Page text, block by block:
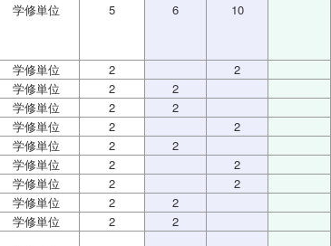
学修単位 5 6 10
学修単位 2
2
学修単位 2
2
学修単位 2
2
学修単位 2
2
学修単位 2
2
学修単位 2
2
学修単位 2
2
学修単位 2
2
学修単位 2 2